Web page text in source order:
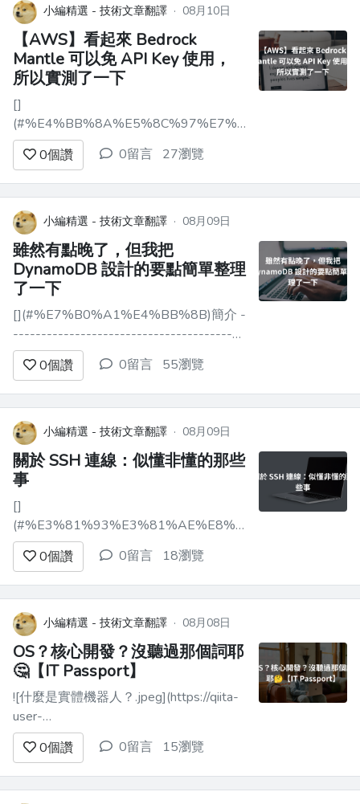
著只要有任何變動，它又會再做一次；視
窗大小改變時，也會再做一次。這些工作
都是真實存...
小編精選 - 技術文章翻譯 · 08月10日
【AWS】看起來 Bedrock
Mantle 可以免 API Key 使用，
所以實測了一下
[]
今北產業 -------------------------------
-------------- - 呼叫 Bedrock Mantle 時
的驗證方式 - 其實不用 API Key 也能呼叫
- 實作時的各種注意...
0個讚 0留言 27瀏覽
小編精選 - 技術文章翻譯 · 08月09日
雖然有點晚了，但我把
DynamoDB 設計的要點簡單整理
了一下
[](#%E7%B0%A1%E4%BB%8B)簡介 -
-----------------------------------------
--- 晚上好，我是 miruky。 先說個突然
的，我最喜歡的 AWS 服務是 Amazon
DynamoDB（常常把 Dynamo 打成
Dyamo）。原因很...
0個讚 0留言 55瀏覽
小編精選 - 技術文章翻譯 · 08月09日
關於 SSH 連線：似懂非懂的那些
事
[]
本文的使用方式 ------------------------
----------------------------------------
-...
0個讚 0留言 18瀏覽
小編精選 - 技術文章翻譯 · 08月08日
OS？核心開發？沒聽過那個詞耶
🤔【IT Passport】
![什麼是實體機器人？.jpeg](https://qiita-
user-
contents.imgix.net/https%3A%2F%2Fqiita-
image-store.s3.ap-northeast-
1.amazonaws.com%2F0%2F4458573%2Ffd9733da-
7fa9-...
0個讚 0留言 15瀏覽